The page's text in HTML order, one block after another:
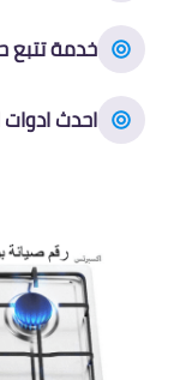
خدمة تتبع
احدث